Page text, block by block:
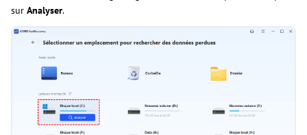
sur Analyser.